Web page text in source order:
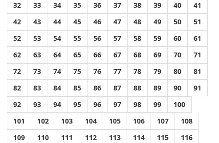
32
33 34 35 36 37 38 39 40
41
42
43 44 45 46 47 48 49 50
51
52
53 54 55 56 57 58 59 60
61
62
63 64 65 66 67 68 69 70
71
72
73 74 75 76 77 78 79 80
81
82
83 84 85 86 87 88 89 90
91
92
93 94 95 96 97 98 99
100
101
102 103 104 105 106 107
108
109
110 111 112 113 114 115
116